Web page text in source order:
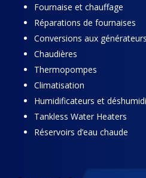
Fournaise et chauffage
Réparations de fournaises
Conversions aux
Chaudières
Thermopompes
Climatisation
Humidificateurs et
Tankless Water Heaters
Réservoirs d’eau chaude